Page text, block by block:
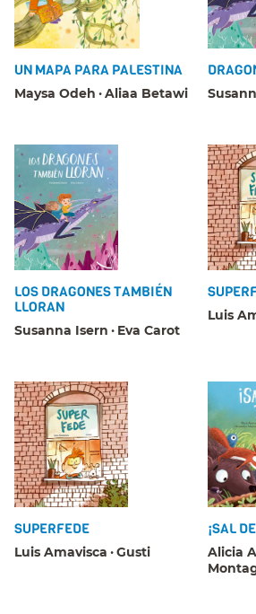
UN MAPA PARA PALESTINA
Maysa Odeh Aliaa Betawi
LOS DRAGONES TAMBIÉN
LLORAN
Susanna Isern Eva Carot
Luis
SUPERFEDE
Luis Amavisca Gusti
¡SAL
Alicia